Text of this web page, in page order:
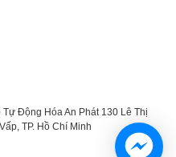
Động Hóa An Phát 130 Lê Thị
TP. Hồ Chí Minh